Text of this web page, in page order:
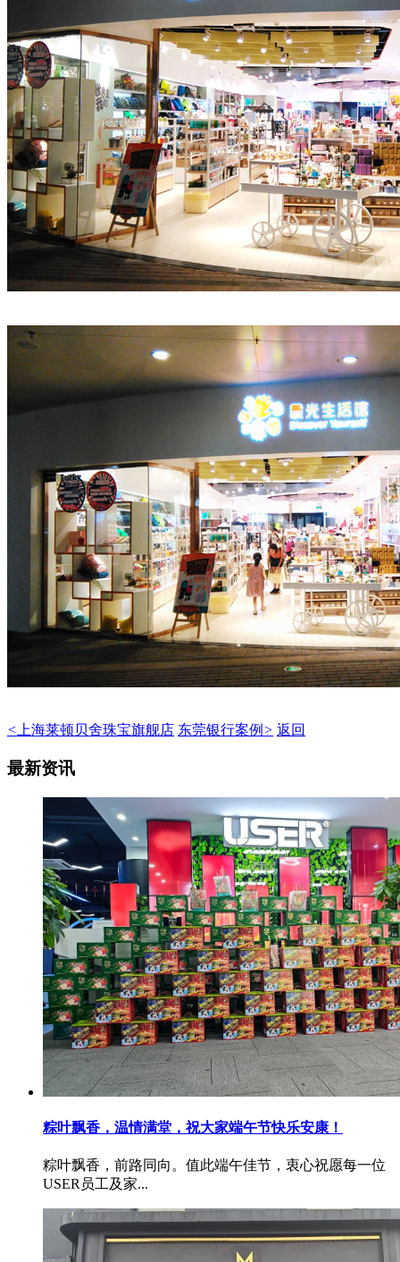
<上海莱顿贝舍珠宝旗舰店 东莞银行案例 > 返回
最新资讯
粽叶飘香，温情满堂，祝大家端午节快乐安康！
粽叶飘香，前路同向。值此端午佳节，衷心祝愿每一位
USER员工及家...